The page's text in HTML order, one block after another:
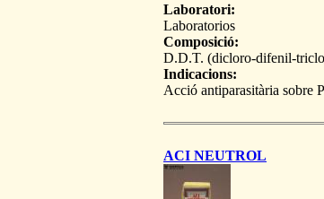
Laboratori:
Laboratorios
Composició:
D.D.T. (dicloro-difenil-
Indicacions:
Acció antiparasitària sobre
ACI NEUTROL